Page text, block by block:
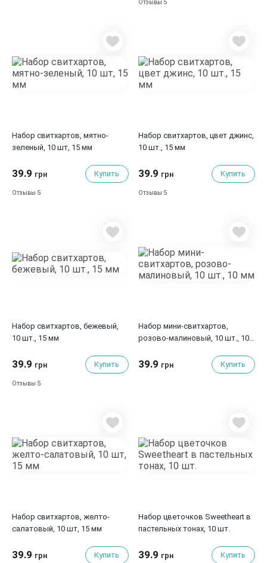
Отзывы 5
Набор свитхартов, мятно-
зеленый, 10 шт, 15 мм
39.9 грн Купить
Отзывы 5
Набор свитхартов, цвет джинс,
10 шт., 15 мм
39.9 грн Купить
Отзывы 5
Набор свитхартов, бежевый,
10 шт., 15 мм
39.9 грн Купить
Отзывы 5
Набор мини-свитхартов,
розово-малиновый, 10 шт., 10
39.9 грн Купить
Набор свитхартов, желто-
салатовый, 10 шт, 15 мм
39.9 грн Купить
Набор цветочков Sweetheart в
пастельных тонах, 10 шт.
39.9 грн Купить